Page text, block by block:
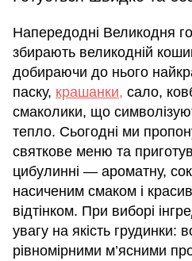
Напередодні Великодня
збирають великодній
добираючи до нього
паску, крашанки, сало,
смаколики, що
тепло. Сьогодні ми
святкове меню та
цибулинні — ароматну,
насиченим смаком і
відтінком. При виборі
увагу на якість грудинки:
рівномірними м’ясними